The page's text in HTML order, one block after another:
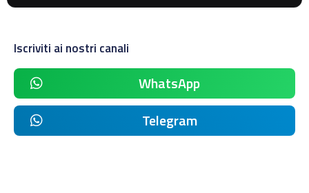
Iscriviti ai nostri canali
WhatsApp
Telegram